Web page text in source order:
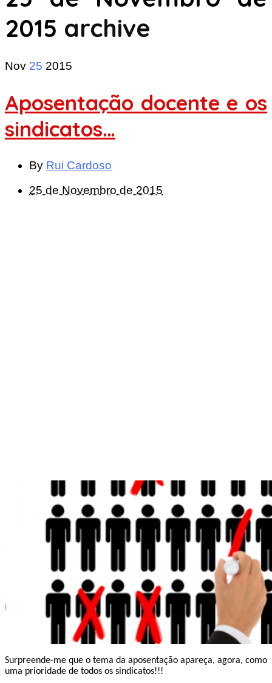
2015 archive
Nov 25 2015
Aposentação docente e os
sindicatos…
By Rui Cardoso
25 de Novembro de 2015
Surpreende-me que o tema da aposentação apareça, agora, como
uma prioridade de todos os sindicatos!!!